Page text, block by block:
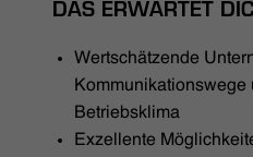
DAS ERWARTET
Wertschätzende
Betriebsklima
Exzellente